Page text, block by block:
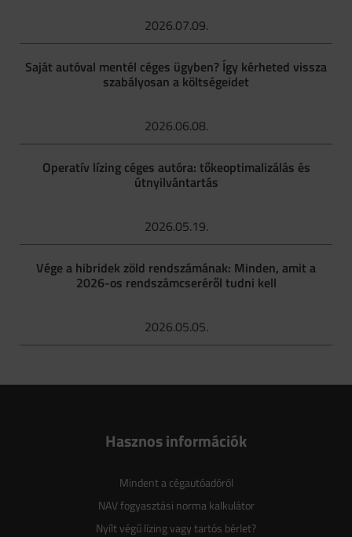
2026.07.09.
Saját autóval mentél céges ügyben? Így kérheted vissza
szabályosan a költségeidet
2026.06.08.
Operatív lízing céges autóra: tőkeoptimalizálás és
útnyilvántartás
2026.05.19.
Vége a hibridek zöld rendszámának: Minden, amit a
2026-os rendszámcseréről tudni kell
2026.05.05.
Hasznos információk
Mindent a cégautóadóról
NAV fogyasztási norma kalkulátor
Nyílt végű lízing vagy tartós bérlet?